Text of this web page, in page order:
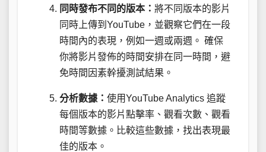
同時發布不同的版本： 將不同版本的影片
同時上傳到YouTube，並觀察它們在一段
時間內的表現，例如一週或兩週。 確保
你將影片發佈的時間安排在同一時間，避
免時間因素幹擾測試結果。
分析數據： 使用YouTube Analytics 追蹤
每個版本的影片點擊率、觀看次數、觀看
時間等數據。比較這些數據，找出表現最
佳的版本。